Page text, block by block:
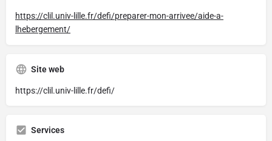
https://clil.univ-lille.fr/defi/preparer-mon-arrivee/aide-a-
lhebergement/
Site web
https://clil.univ-lille.fr/defi/
Services